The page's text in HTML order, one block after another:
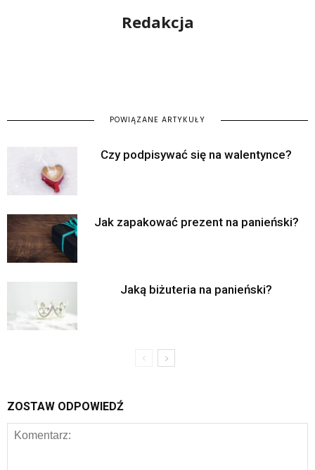
Redakcja
POWIĄZANE ARTYKUŁY
Czy podpisywać się na walentynce?
Jak zapakować prezent na panieński?
Jaką biżuteria na panieński?
ZOSTAW ODPOWIEDŹ